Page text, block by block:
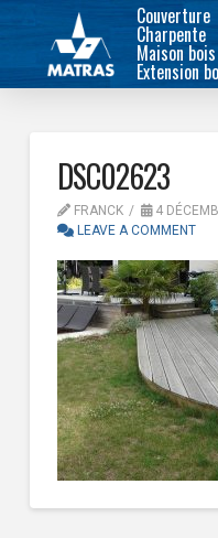
Couverture
Charpente
Maison bois
Extension
DSC02623
FRANCK
4
LEAVE A COMMENT